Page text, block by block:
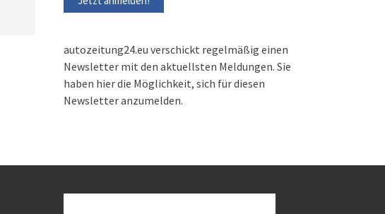
autozeitung24.eu verschickt regelmäßig einen
Newsletter mit den aktuellsten Meldungen. Sie
haben hier die Möglichkeit, sich für diesen
Newsletter anzumelden.